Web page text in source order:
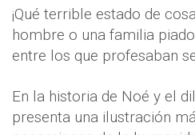
¡Qué terrible estado de
hombre o una familia
entre los que profesaban
En la historia de Noé y el
presenta una ilustración